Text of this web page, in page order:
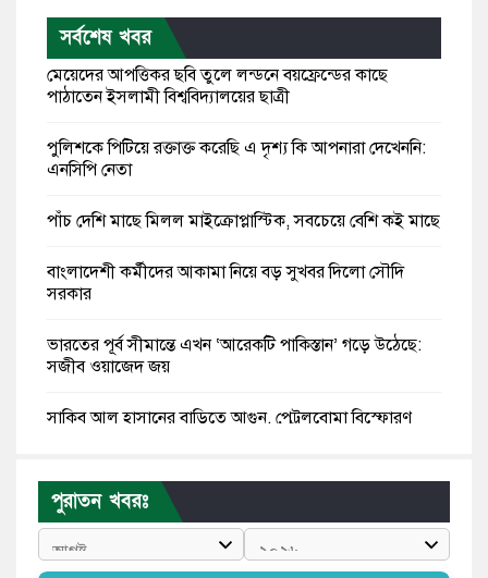
সর্বশেষ খবর
মেয়েদের আপত্তিকর ছবি তুলে লন্ডনে বয়ফ্রেন্ডের কাছে
পাঠাতেন ইসলামী বিশ্ববিদ্যালয়ের ছাত্রী
পুলিশকে পিটিয়ে রক্তাক্ত করেছি এ দৃশ্য কি আপনারা দেখেননি:
এনসিপি নেতা
পাঁচ দেশি মাছে মিলল মাইক্রোপ্লাস্টিক, সবচেয়ে বেশি কই মাছে
বাংলাদেশী কর্মীদের আকামা নিয়ে বড় সুখবর দিলো সৌদি
সরকার
ভারতের পূর্ব সীমান্তে এখন ‘আরেকটি পাকিস্তান’ গড়ে উঠেছে:
সজীব ওয়াজেদ জয়
সাকিব আল হাসানের বাড়িতে আগুন, পেট্রলবোমা বিস্ফোরণ
ডকুমেন্টারি নয়: ভারপ্রাপ্ত রাষ্ট্রপতি
কুমিল্লায় শরীরের বিভিন্ন ক্ষত নিয়ে বেঁচে আছেন ৫৬৬
জুলাইযোদ্ধা
পুরাতন খবরঃ